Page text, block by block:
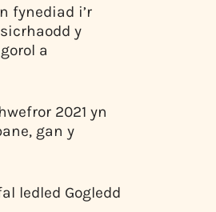
fynediad i’r
y
a
2021 yn
gan y
ledled Gogledd